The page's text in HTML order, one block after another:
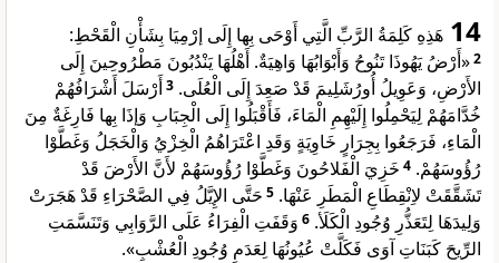
14 هَذِهِ كَلِمَةُ الرَّبِّ الَّتِي أَوْحَى بِها إِلَى إرْمِيَا بِشَأْنِ الْقَحْطِ:
2«أَرْضُ يَهُوذَا تَنُوحُ وَأَبْوَابُهَا وَاهِيَةٌ. أَهْلُهَا يَنْدُبُونَ مَطْرُوحِينَ إِلَى
الأَرْضِ، وَعَوِيلُ أُورُشَلِيمَ قَدْ صَعِدَ إِلَى الْعُلَى. 3أَرْسَلَ أَشْرَافُهُمْ
خُدَّامَهُمْ لِيَحْمِلُوا إِلَيْهِمِ الْمَاءَ، فَأَقْبَلُوا إِلَى الْجِبَابِ وَإذَا بِها فَارِغَةٌ مِنَ
الْمَاءِ، فَرَجَعُوا بِجِرَارٍ خَاوِيَةٍ وَقَدِ اعْتَرَاهُمُ الْخِزْيُ وَالْخَجَلُ وَغَطَّوْا
رُؤُوسَهُمْ. 4 خَزِيَ الْفَلاحُونَ وَغَطَّوْا رُؤُوسَهُمْ لأَنَّ الأَرْضَ قَدْ
تَشَقَّقَتْ لاِنْقِطَاعِ الْمَطَرِ عَنْهَا. 5 حَتَّى الإِيَّلُ فِي الصَّحْرَاءِ قَدْ هَجَرَتْ
وَلِيدَهَا لِتَعَذُّرِ وُجُودِ الْكَلَأ. 6 وَقَفَتِ الْفِرَاءُ عَلَى الرَّوَابِي وَتَنَسَّمَتِ
الرِّيحَ كَبَنَاتِ آوَى فَكَلَّتْ عُيُونُهَا لِعَدَمِ وُجُودِ الْعُشْبِ».